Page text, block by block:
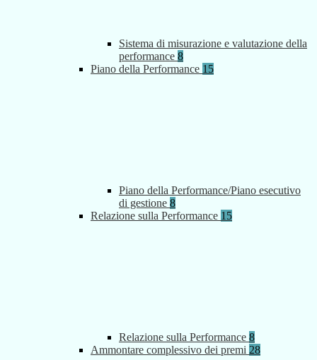
Sistema di misurazione e valutazione della
performance 8
Piano della Performance 15
Piano della Performance/Piano esecutivo
di gestione 8
Relazione sulla Performance 15
Relazione sulla Performance 8
Ammontare complessivo dei premi 28